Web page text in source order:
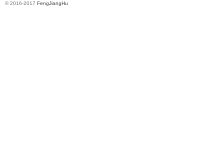
湖
© 2016-2017 FengJiangHu